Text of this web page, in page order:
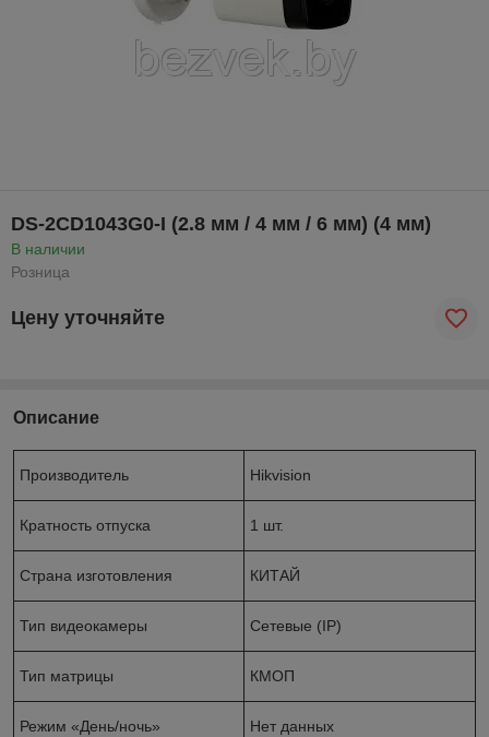
DS-2CD1043G0-I (2.8 мм / 4 мм / 6 мм) (4 мм)
В наличии
Розница
Цену уточняйте
Описание
Производитель Hikvision
Кратность отпуска 1 шт.
Страна изготовления КИТАЙ
Тип видеокамеры Сетевые (IP)
Тип матрицы КМОП
Режим «День/ночь» Нет данных